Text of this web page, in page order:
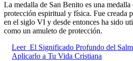
La medalla de San Benito es una medalla
protección espiritual y física. Fue creada
en el siglo VI y desde entonces ha sido
como un amuleto de protección.
Leer El Significado Profundo del
Aplicarlo a Tu Vida Cristiana